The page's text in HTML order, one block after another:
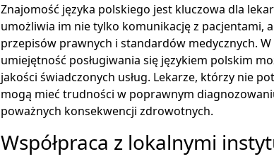
Znajomość języka polskiego jest kluczowa dla
umożliwia im nie tylko komunikację z pacjentami,
przepisów prawnych i standardów medycznych.
umiejętność posługiwania się językiem polskim
jakości świadczonych usług. Lekarze, którzy nie
mogą mieć trudności w poprawnym
poważnych konsekwencji zdrowotnych.
Współpraca z lokalnymi